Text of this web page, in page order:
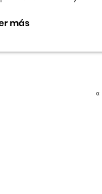
más
«